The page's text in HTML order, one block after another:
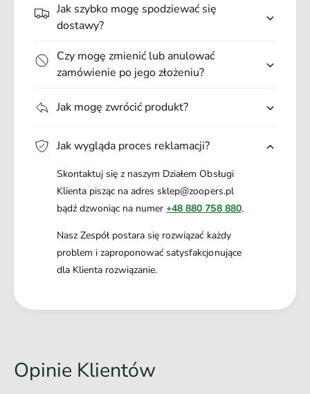
M
A
P
O
E
I
K
A
A
*
O
M
I
K
Jak szybko mogę spodziewać się
dostawy?
Czy mogę zmienić lub anulować
zamówienie po jego złożeniu?
Jak mogę zwrócić produkt?
Jak wygląda proces reklamacji?
Skontaktuj się z naszym Działem Obsługi
Klienta pisząc na adres sklep@zoopers.pl
bądź dzwoniąc na numer+48 880 758 880.
Nasz Zespół postara się rozwiązać każdy
problem i zaproponować satysfakcjonujące
dla Klienta rozwiązanie.
Opinie Klientów